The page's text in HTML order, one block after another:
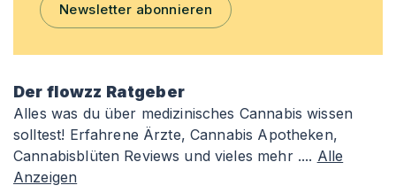
Newsletter abonnieren
Der flowzz Ratgeber
Alles was du über medizinisches Cannabis wissen
solltest! Erfahrene Ärzte, Cannabis Apotheken,
Cannabisblüten Reviews und vieles mehr .... Alle
Anzeigen